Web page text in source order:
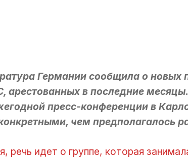
Германии сообщила о новых
арестованных в последние
пресс-конференции в
чем предполагалось
речь идет о группе, которая